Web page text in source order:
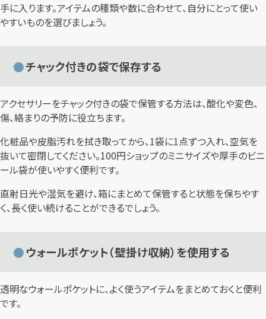
手に入ります。アイテムの種類や数に合わせて、自分にとって使い
やすいものを選びましょう。
チャック付きの袋で保存する
アクセサリーをチャック付きの袋で保管する方法は、酸化や変色、
傷、絡まりの予防に役立ちます。
化粧品や皮脂汚れを拭き取ってから、1袋に1点ずつ入れ、空気を
抜いて密閉してください。100円ショップのミニサイズや厚手のビニ
ール袋が使いやすく便利です。
直射日光や湿気を避け、箱にまとめて保管すると状態を保ちやす
く、長く使い続けることができるでしょう。
ウォールポケット（壁掛け収納）を使用する
透明なウォールポケットに、よく使うアイテムをまとめておくと便利
です。